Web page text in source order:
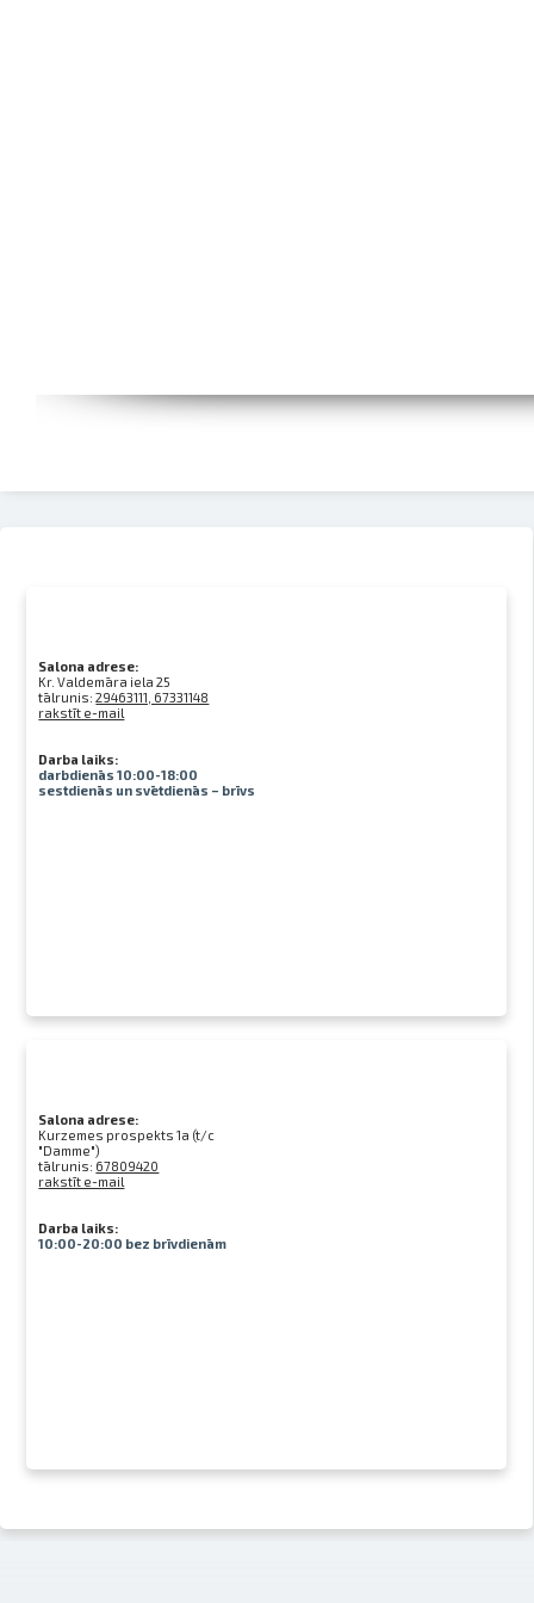
Salona adrese:
Kr. Valdemāra iela 25
tālrunis:29463111, 67331148
rakstīt e-mail
Darba laiks:
darbdienās 10:00-18:00
sestdienās un svētdienās – brīvs
Salona adrese:
Kurzemes prospekts 1a (t/c
"Damme")
tālrunis: 67809420
rakstīt e-mail
Darba laiks:
10:00-20:00 bez brīvdienām